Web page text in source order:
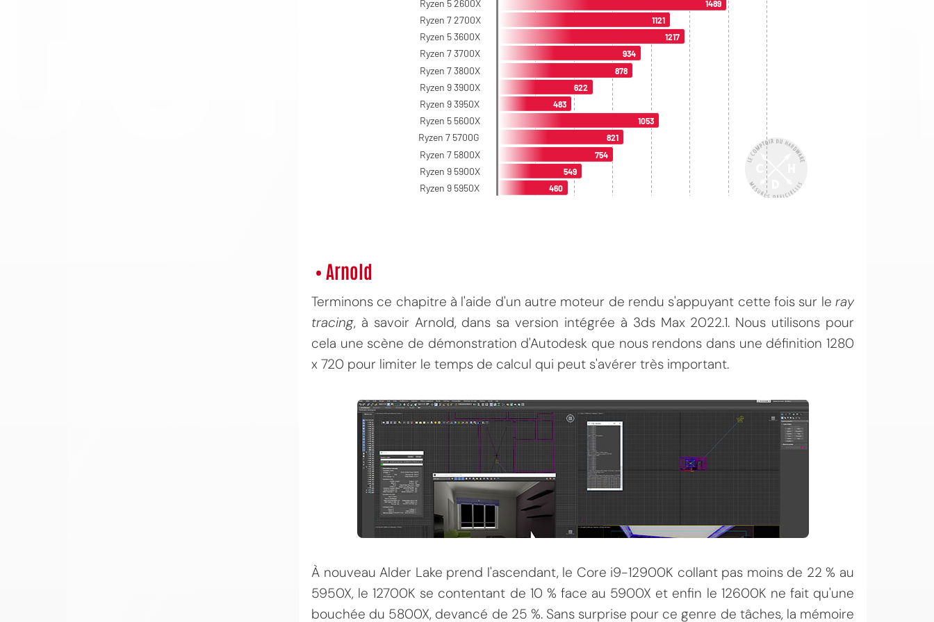
• Arnold
Terminons ce chapitre à l'aide d'un autre moteur de rendu s'appuyant cette fois sur le ray
tracing, à savoir Arnold, dans sa version intégrée à 3ds Max 2022.1. Nous utilisons pour
cela une scène de démonstration d'Autodesk que nous rendons dans une définition 1280
x 720 pour limiter le temps de calcul qui peut s'avérer très important.
À nouveau Alder Lake prend l'ascendant, le Core i9-12900K collant pas moins de 22 % au
5950X, le 12700K se contentant de 10 % face au 5900X et enfin le 12600K ne fait qu'une
bouchée du 5800X, devancé de 25 %. Sans surprise pour ce genre de tâches, la mémoire